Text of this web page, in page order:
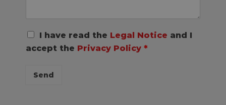
R
P
I have read the Legal Notice and I
accept the Privacy Policy *
Send